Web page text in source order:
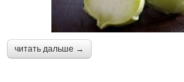
читать дальше →